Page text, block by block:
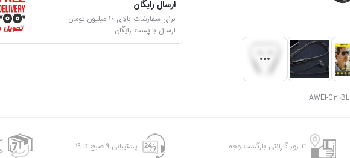
AWEI-G30BL
ارسال رایگان
برای سفارشات بالای 10 میلیون تومان
ارسال با پست رایگان
3 روز گارانتی بازگشت وجه پشتیبانی 9 صبح تا 19